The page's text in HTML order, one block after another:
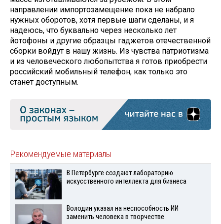
направлении импортозамещение пока не набрало
нужных оборотов, хотя первые шаги сделаны, и я
надеюсь, что буквально через несколько лет
йотофоны и другие образцы гаджетов отечественной
сборки войдут в нашу жизнь. Из чувства патриотизма
и из человеческого любопытства я готов приобрести
российский мобильный телефон, как только это
станет доступным.
Рекомендуемые материалы
В Петербурге создают лабораторию
искусственного интеллекта для бизнеса
Володин указал на неспособность ИИ
заменить человека в творчестве